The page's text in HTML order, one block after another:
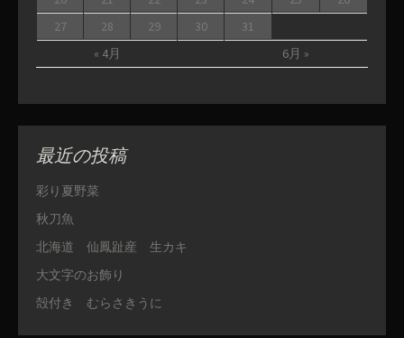
« 4月 6月 »
27
28 29 30 31
最近の投稿
彩り夏野菜
秋刀魚
北海道 仙鳳趾産 生カキ
大文字のお飾り
殻付き むらさきうに